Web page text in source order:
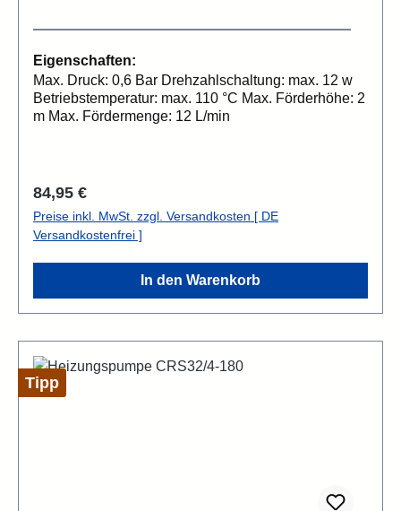
Eigenschaften:
Max. Druck: 0,6 Bar Drehzahlschaltung: max. 12 w
Betriebstemperatur: max. 110 °C Max. Förderhöhe: 2
m Max. Fördermenge: 12 L/min
Regulärer Preis:
84,95 €
Preise inkl. MwSt. zzgl. Versandkosten [ DE
Versandkostenfrei ]
In den Warenkorb
Tipp